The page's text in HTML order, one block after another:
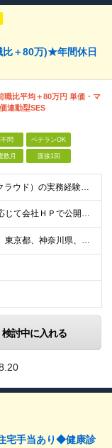
＋80万)★年間休日
職比平均＋80万円 単価・マ
連動型SES
問 ベテランOK
数月 面接1回
・インフラ（NW/サーバ/クラウド）の実務経験をお持ちの方（目安：1年以上は全員面接確定） ・インフラに興味がある未経験の方 ・学歴不問 ■ こんな方を歓迎します ・IaC（Terraform等）
＜＜仕組み＞＞ 月単価に応じて会社ＨＰで公開しているテーブルにもとづき毎月決定されます！ https://www.tech4u.dev/payroll ＜＜実績＞＞ 平均年収実績：590万円 ＜＜
（希望にあわせた選択制） 東京都、神奈川県、埼玉県、千葉県、大阪府、兵庫県、京都府、愛知県、福岡県の各プロジェクト先 ・フル／ハイブリッドリモート案件あり ・転勤なし ・U・Iターンも歓迎＆支援可能
検討中に入れる
宅手当あり◆健康診